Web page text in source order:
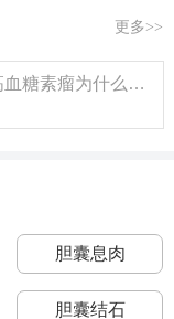
更多>>
胰高血糖素瘤的饮食需要注意什么 胰高血糖素瘤为什么会发病
胆囊息肉
胆囊结石